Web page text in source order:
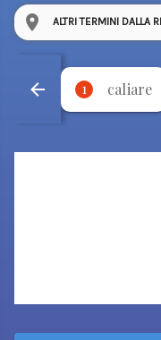
ALTRI TERMINI DALLA
1 caliare